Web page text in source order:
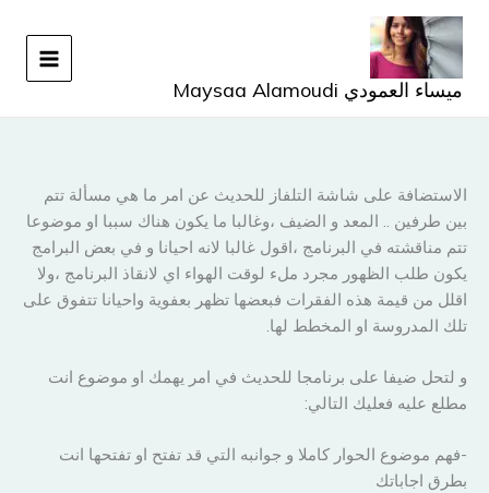
تخطي
المحتوى
ميساء العمودي Maysaa Alamoudi
الاستضافة على شاشة التلفاز للحديث عن امر ما هي مسألة تتم
بين طرفين .. المعد و الضيف ،وغالبا ما يكون هناك سببا او موضوعا
تتم مناقشته في البرنامج ،اقول غالبا لانه احيانا و في بعض البرامج
يكون طلب الظهور مجرد ملء لوقت الهواء اي لانقاذ البرنامج ،ولا
اقلل من قيمة هذه الفقرات فبعضها تظهر بعفوية واحيانا تتفوق على
تلك المدروسة او المخطط لها.
و لتحل ضيفا على برنامجا للحديث في امر يهمك او موضوع انت
مطلع عليه فعليك التالي:
-فهم موضوع الحوار كاملا و جوانبه التي قد تفتح او تفتحها انت
بطرق اجاباتك